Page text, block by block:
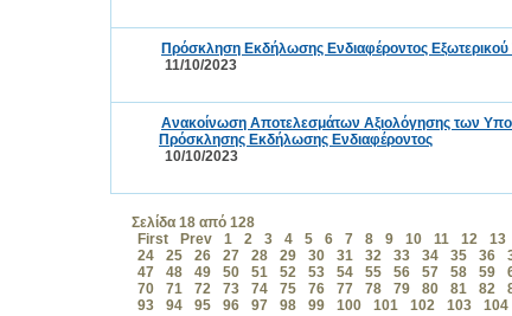
Πρόσκληση Εκδήλωσης Ενδιαφέροντος
11/10/2023
Ανακοίνωση Αποτελεσμάτων Αξιολόγησης των
Πρόσκλησης Εκδήλωσης Ενδιαφέροντος
10/10/2023
Σελίδα 18 από 128
First
Prev 1 2 3 4 5 6 7 8 9 10 11 12 13
24
25 26 27 28 29 30 31 32 33 34 35 36
47
48 49 50 51 52 53 54 55 56 57 58 59
70
71 72 73 74 75 76 77 78 79 80 81 82
93
94 95 96 97 98 99 100 101 102 103 104